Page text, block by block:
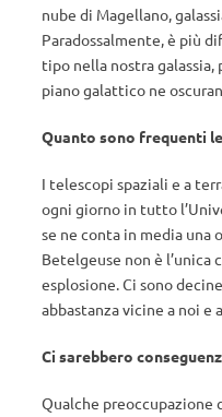
nube di Magellano,
Paradossalmente, è più
tipo nella nostra galassia,
piano galattico ne
Quanto sono frequenti
I telescopi spaziali e a
ogni giorno in tutto
se ne conta in media una
Betelgeuse non è l’unica
esplosione. Ci sono
abbastanza vicine a noi e
Ci sarebbero
Qualche preoccupazione